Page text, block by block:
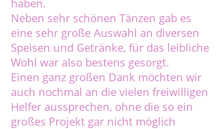
haben.
Neben sehr schönen Tänzen gab es
eine sehr große Auswahl an diversen
Speisen und Getränke, für das leibliche
Wohl war also bestens gesorgt.
Einen ganz großen Dank möchten wir
auch nochmal an die vielen freiwilligen
Helfer aussprechen, ohne die so ein
großes Projekt gar nicht möglich